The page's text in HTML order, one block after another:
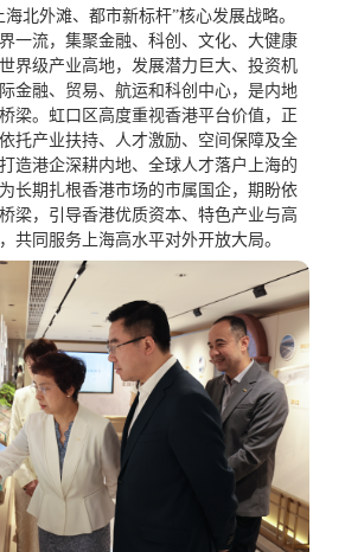
北外滩、都市新标杆”核心发展战略。
一流，集聚金融、科创、文化、大健康
世界级产业高地，发展潜力巨大、投资机
金融、贸易、航运和科创中心，是内地
梁。虹口区高度重视香港平台价值，正
托产业扶持、人才激励、空间保障及全
造港企深耕内地、全球人才落户上海的
长期扎根香港市场的市属国企，期盼依
梁，引导香港优质资本、特色产业与高
共同服务上海高水平对外开放大局。